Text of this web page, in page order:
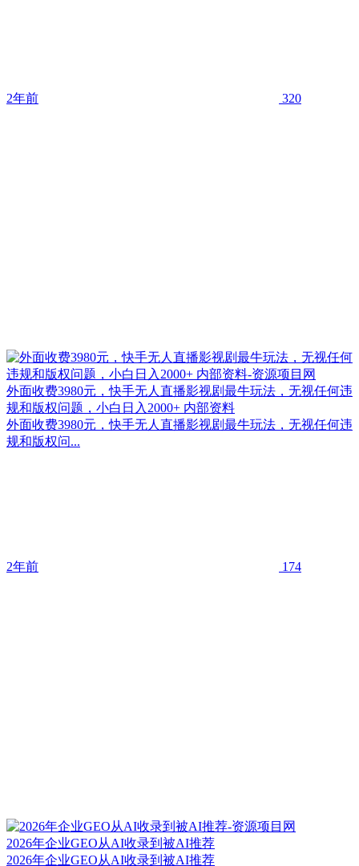
2年前 320
外面收费3980元，快手无人直播影视剧最牛玩法，无视任何违
规和版权问题，小白日入2000+ 内部资料
外面收费3980元，快手无人直播影视剧最牛玩法，无视任何违
规和版权问...
2年前 174
2026年企业GEO从AI收录到被AI推荐
2026年企业GEO从AI收录到被AI推荐